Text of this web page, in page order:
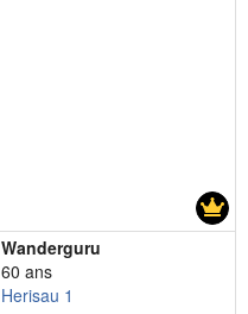
Wanderguru
60 ans
Herisau 1